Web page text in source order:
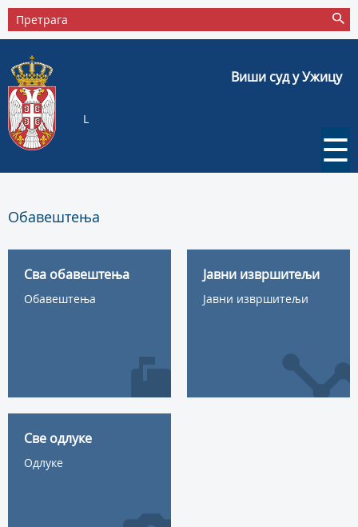
Виши суд у Ужицу
L
☰
Обавештења
Сва обавештења
Обавештења
Јавни извршитељи
Јавни извршитељи
Све одлуке
Одлуке